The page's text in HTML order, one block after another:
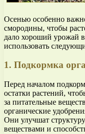
Осенью особенно
смородины, чтобы
дало хороший урожай
использовать
1. Подкормка
Перед началом
остатки растений,
за питательные
органические
Они улучшат
веществами и